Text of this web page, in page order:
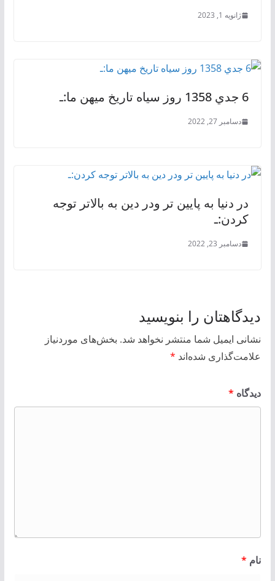
ژانویه 1, 2023
6 جدي 1358 روز سياه تاريخ ميهن ما:ـ
دسامبر 27, 2022
در دنیا به پایین تر ودر دین به بالاتر توجه
کردن:ـ
دسامبر 23, 2022
دیدگاهتان را بنویسید
نشانی ایمیل شما منتشر نخواهد شد. بخش‌های موردنیاز
علامت‌گذاری شده‌اند *
دیدگاه *
نام *